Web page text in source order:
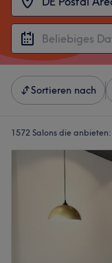
Sortieren nach
1572 Salons die anbieten: